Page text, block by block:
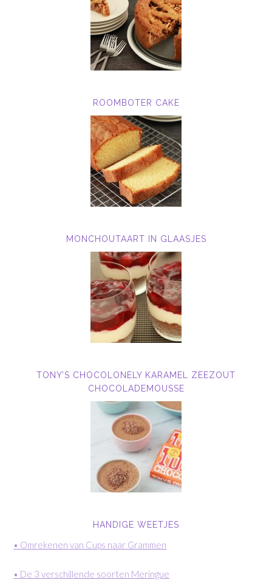
ROOMBOTER CAKE
MONCHOUTAART IN GLAASJES
TONY’S CHOCOLONELY KARAMEL ZEEZOUT
CHOCOLADEMOUSSE
HANDIGE WEETJES
• Omrekenen van Cups naar Grammen
• De 3 verschillende soorten Meringue